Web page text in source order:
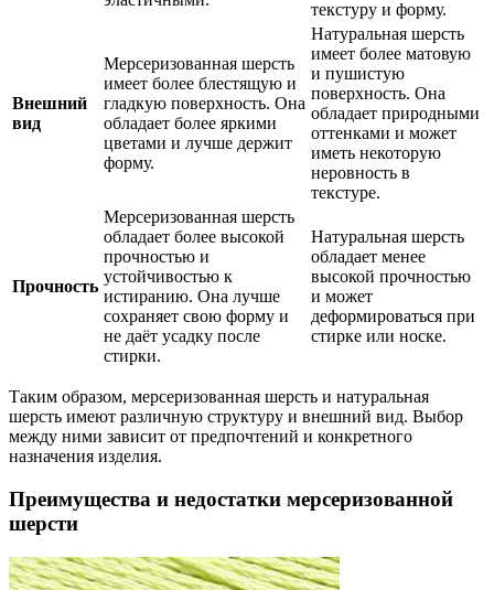
текстуру и форму.
Внешний
вид
Мерсеризованная шерсть
имеет более блестящую и
гладкую поверхность. Она
обладает более яркими
цветами и лучше держит
форму.
Натуральная шерсть
имеет более матовую
и пушистую
поверхность. Она
обладает природными
оттенками и может
иметь некоторую
неровность в
текстуре.
Прочность
Мерсеризованная шерсть
обладает более высокой
прочностью и
устойчивостью к
истиранию. Она лучше
сохраняет свою форму и
не даёт усадку после
стирки.
Натуральная шерсть
обладает менее
высокой прочностью
и может
деформироваться при
стирке или носке.
Таким образом, мерсеризованная шерсть и натуральная
шерсть имеют различную структуру и внешний вид. Выбор
между ними зависит от предпочтений и конкретного
назначения изделия.
Преимущества и недостатки мерсеризованной
шерсти